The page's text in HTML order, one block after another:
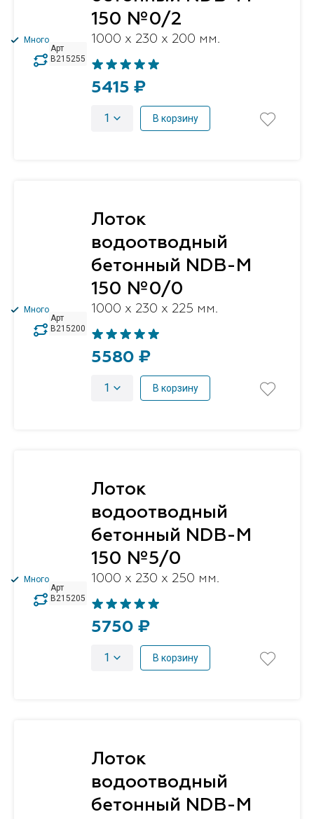
Арт
B215255
Много
150 №0/2
1000 x 230 x 200 мм.
5415 ₽
1 В корзину
Арт
B215200
Много
Лоток
водоотводный
бетонный NDB-M
150 №0/0
1000 x 230 x 225 мм.
5580 ₽
1 В корзину
Арт
B215205
Много
Лоток
водоотводный
бетонный NDB-M
150 №5/0
1000 x 230 x 250 мм.
5750 ₽
1 В корзину
Лоток
водоотводный
бетонный NDB-M